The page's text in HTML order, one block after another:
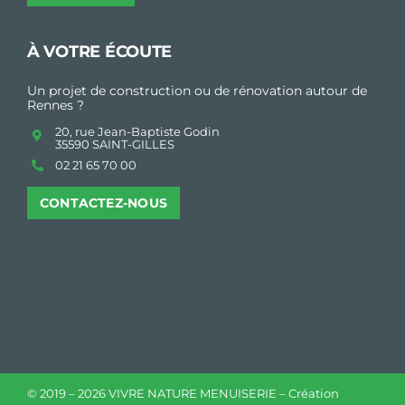
À VOTRE ÉCOUTE
Un projet de construction ou de rénovation autour de
Rennes ?
20, rue Jean-Baptiste Godin
35590 SAINT-GILLES
02 21 65 70 00
CONTACTEZ-NOUS
© 2019 –2026 VIVRE NATURE MENUISERIE – Création